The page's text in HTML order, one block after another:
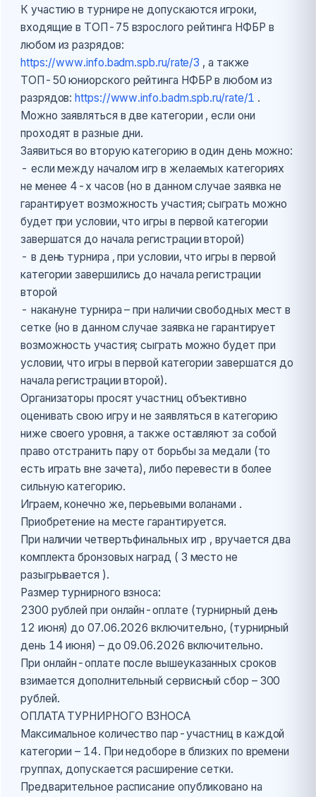
К участию в турнире не допускаются игроки,
входящие в TOП-75 взрослого рейтинга НФБР в
любом из разрядов:
https://www.info.badm.spb.ru/rate/3 , а также
ТОП-50 юниорского рейтинга НФБР в любом из
разрядов:https://www.info.badm.spb.ru/rate/1 .
Можно заявляться в две категории , если они
проходят в разные дни.
Заявиться во вторую категорию в один день можно:
- если между началом игр в желаемых категориях
не менее 4-х часов (но в данном случае заявка не
гарантирует возможность участия; сыграть можно
будет при условии, что игры в первой категории
завершатся до начала регистрации второй)
- в день турнира , при условии, что игры в первой
категории завершились до начала регистрации
второй
- накануне турнира – при наличии свободных мест в
сетке (но в данном случае заявка не гарантирует
возможность участия; сыграть можно будет при
условии, что игры в первой категории завершатся до
начала регистрации второй).
Организаторы просят участниц объективно
оценивать свою игру и не заявляться в категорию
ниже своего уровня, а также оставляют за собой
право отстранить пару от борьбы за медали (то
есть играть вне зачета), либо перевести в более
сильную категорию.
Играем, конечно же, перьевыми воланами .
Приобретение на месте гарантируется.
При наличии четвертьфинальных игр , вручается два
комплекта бронзовых наград ( 3 место не
разыгрывается ).
Размер турнирного взноса:
2300 рублей при онлайн-оплате (турнирный день
12 июня) до 07.06.2026 включительно, (турнирный
день 14 июня) – до 09.06.2026 включительно.
При онлайн-оплате после вышеуказанных сроков
взимается дополнительный сервисный сбор – 300
рублей.
ОПЛАТА ТУРНИРНОГО ВЗНОСА
Максимальное количество пар-участниц в каждой
категории – 14. При недоборе в близких по времени
группах, допускается расширение сетки.
Предварительное расписание опубликовано на